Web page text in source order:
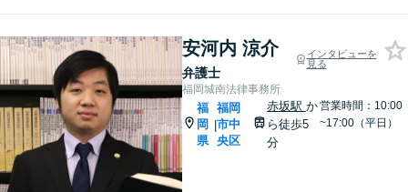
安河内 涼介
弁護士
インタビューを
見る
福岡城南法律事務所
福
岡
県
|
福岡
市中
央区
赤坂駅 か
ら徒歩5
分
営業時間：10:00
~17:00（平日）